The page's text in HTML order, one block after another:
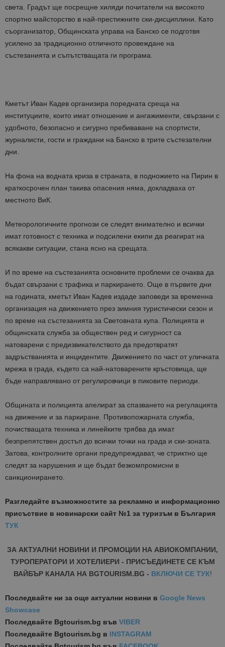
света. Градът ще посрещне хиляди почитатели на високото
спортно майсторство в най-престижните ски-дисциплини. Като
съорганизатор, Общинската управа на Банско се подготвя
усилено за традиционно отличното провеждане на
състезанията и съпътстващата ги програма.
Кметът Иван Кадев организира поредната среща на
институциите, които имат отношение и ангажименти, свързани с
удобното, безопасно и сигурно пребиваване на спортисти,
журналисти, гости и граждани на Банско в трите състезателни
дни.
На фона на водната криза в страната, в подножието на Пирин в
краткосрочен план такива опасения няма, докладваха от
местното ВиК.
Метеорологичните прогнози се следят внимателно и всички
имат готовност с техника и подсилени екипи да реагират на
всякакви ситуации, стана ясно на срещата.
И по време на състезанията основните проблеми се очаква да
бъдат свързани с трафика и паркирането. Още в първите дни
на годината, кметът Иван Кадев издаде заповеди за временна
организация на движението през зимния туристически сезон и
по време на състезанията за Световната купа. Полицията и
общинската служба за обществен ред и сигурност са
натоварени с предизвикателството да предотвратят
задръстванията и инцидентите. Движението по част от уличната
мрежа в града, където са най-натоварените кръстовища, ще
бъде направлявано от регулировчици в пиковите периоди.
Общината и полицията апелират за спазването на регулацията
на движение и за паркиране. Противопожарната служба,
почистващата техника и линейките трябва да имат
безпрепятствен достъп до всички точки на града и ски-зоната.
Затова, контролните органи предупреждават, че стриктно ще
следят за нарушения и ще бъдат безкомпромисни в
санкционирането.
Разгледайте възможностите за рекламно и информационно
присъствие в новинарски сайт №1 за туризъм в България
ТУК
ЗА АКТУАЛНИ НОВИНИ И ПРОМОЦИИ НА АВИОКОМПАНИИ,
ТУРОПЕРАТОРИ И ХОТЕЛИЕРИ - ПРИСЪЕДИНЕТЕ СЕ КЪМ
ВАЙБЪР КАНАЛА НА BGTOURISM.BG - ВКЛЮЧИ СЕ ТУК!
Последвайте ни за още актуални новини в Google News
Showcase
Последвайте Bgtourism.bg във VIBER
Последвайте Bgtourism.bg в INSTAGRAM